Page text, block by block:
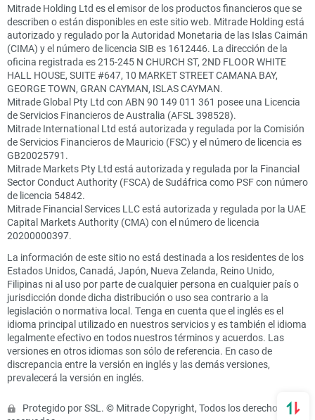
Mitrade Holding Ltd es el emisor de los productos financieros que se
describen o están disponibles en este sitio web. Mitrade Holding está
autorizado y regulado por la Autoridad Monetaria de las Islas Caimán
(CIMA) y el número de licencia SIB es 1612446. La dirección de la
oficina registrada es 215-245 N CHURCH ST, 2ND FLOOR WHITE
HALL HOUSE, SUITE #647, 10 MARKET STREET CAMANA BAY,
GEORGE TOWN, GRAN CAYMAN, ISLAS CAYMAN.
Mitrade Global Pty Ltd con ABN 90 149 011 361 posee una Licencia
de Servicios Financieros de Australia (AFSL 398528).
Mitrade International Ltd está autorizada y regulada por la Comisión
de Servicios Financieros de Mauricio (FSC) y el número de licencia es
GB20025791.
Mitrade Markets Pty Ltd está autorizada y regulada por la Financial
Sector Conduct Authority (FSCA) de Sudáfrica como PSF con número
de licencia 54842.
Mitrade Financial Services LLC está autorizada y regulada por la UAE
Capital Markets Authority (CMA) con el número de licencia
20200000397.
La información de este sitio no está destinada a los residentes de los
Estados Unidos, Canadá, Japón, Nueva Zelanda, Reino Unido,
Filipinas ni al uso por parte de cualquier persona en cualquier país o
jurisdicción donde dicha distribución o uso sea contrario a la
legislación o normativa local. Tenga en cuenta que el inglés es el
idioma principal utilizado en nuestros servicios y es también el idioma
legalmente efectivo en todos nuestros términos y acuerdos. Las
versiones en otros idiomas son sólo de referencia. En caso de
discrepancia entre la versión en inglés y las demás versiones,
prevalecerá la versión en inglés.
Protegido por SSL. © Mitrade Copyright, Todos los derechos